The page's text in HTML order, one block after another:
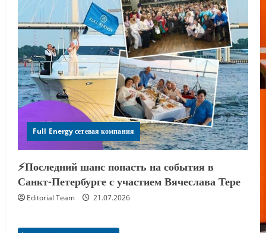
Full Energy сетевая компания
⚡️Последний шанс попасть на события в
Санкт-Петербурге с участием Вячеслава Тере
Editorial Team 21.07.2026